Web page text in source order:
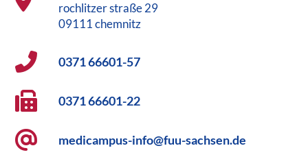
rochlitzer straße 29
09111 chemnitz
0371 66601-57
0371 66601-22
medicampus-info@fuu-sachsen.de